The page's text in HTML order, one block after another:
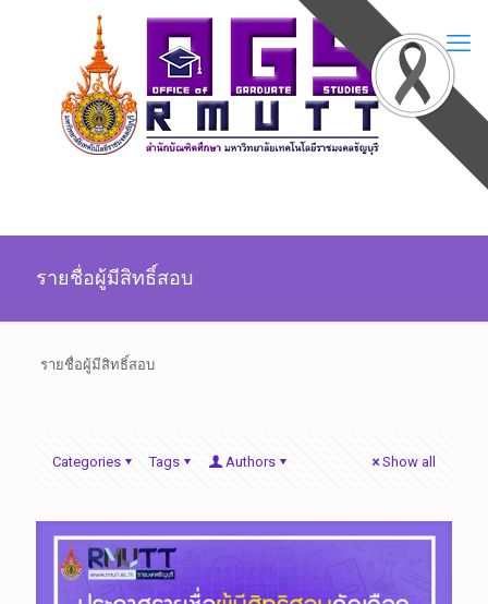
รายชื่อผู้มีสิทธิ์สอบ
รายชื่อผู้มีสิทธิ์สอบ
Categories Tags Authors Show all